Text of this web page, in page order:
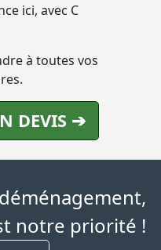
ici, avec C
à toutes vos
DEVIS ➔
notre priorité !